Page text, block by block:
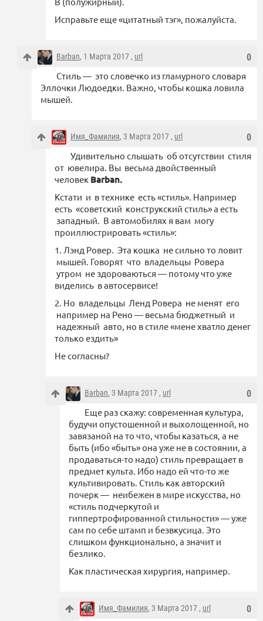
Исправьте еще «цитатный тэг», пожалуйста.
0
Barban, 1 Марта 2017 , url
Стиль — это словечко из гламурного словаря
Эллочки Людоедки. Важно, чтобы кошка ловила
мышей.
0
Имя_Фамилия, 3 Марта 2017 , url
Удивительно слышать об отсутствии стиля
от ювелира. Вы весьма двойственный
человек Barban.
Кстати и в технике есть «стиль». Например
есть «советский конструкский стиль» а есть
западный. В автомобилях я вам могу
проиллюстрировать «стиль»:
1. Лэнд Ровер. Эта кошка не сильно то ловит
мышей. Говорят что владельцы Ровера
утром не здороваються — потому что уже
виделись в автосервисе!
2. Но владельцы Ленд Ровера не менят его
например на Рено — весьма бюджетный и
надежный авто, но в стиле «мене хватло денег
только ездить»
Не согласны?
0
Barban, 3 Марта 2017 , url
Еще раз скажу: современная культура,
будучи опустошенной и выхолощенной, но
завязаной на то что, чтобы казаться, а не
быть (ибо «быть» она уже не в состоянии, а
продаваться-то надо) стиль превращает в
предмет культа. Ибо надо ей что-то же
культивировать. Стиль как авторский
почерк — неибежен в мире искусства, но
«стиль подчеркутой и
гиппертрофированной стильности» — уже
сам по себе штамп и безвкусица. Это
слишком функционально, а значит и
безлико.
Как пластическая хирургия, например.
0
Имя_Фамилия, 3 Марта 2017 , url